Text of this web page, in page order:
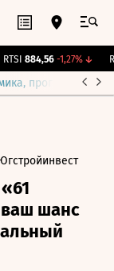
RTSI 884,56 -1,27%↓
прогнозы
шанс